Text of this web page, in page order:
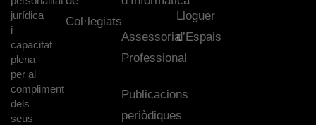
jurídica
i
capacitat
plena
per al
compliment
dels
seus
Col·legiats
Assessoria
Professional
Publicacions
periòdiques
Lloguer
d’Espais